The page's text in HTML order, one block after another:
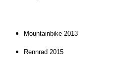
Mountainbike 2013
Rennrad 2015